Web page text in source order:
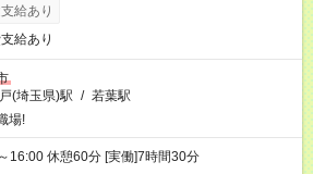
給あり
給あり
(埼玉県)駅 / 若葉駅
場!
16:00 休憩60分 [実働]7時間30分